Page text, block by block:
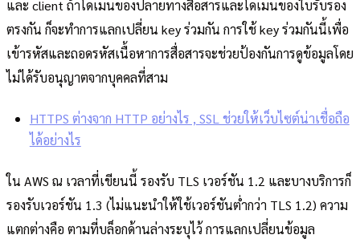
และ client ถ้าโดเมนของปลายทางสื่อสารและโดเมนของใบรับรอง
ตรงกัน ก็จะทำการแลกเปลี่ยน key ร่วมกัน การใช้ key ร่วมกันนี้เพื่อ
เข้ารหัสและถอดรหัสเนื้อหาการสื่อสารจะช่วยป้องกันการดูข้อมูลโดย
ไม่ได้รับอนุญาตจากบุคคลที่สาม
HTTPS ต่างจาก HTTP อย่างไร , SSL ช่วยให้เว็บไซต์น่าเชื่อถือ
ได้อย่างไร
ใน AWS ณ เวลาที่เขียนนี้ รองรับ TLS เวอร์ชัน 1.2 และบางบริการก็
รองรับเวอร์ชัน 1.3 (ไม่แนะนำให้ใช้เวอร์ชันต่ำกว่า TLS 1.2) ความ
แตกต่างคือ ตามที่บล็อกด้านล่างระบุไว้ การแลกเปลี่ยนข้อมูล